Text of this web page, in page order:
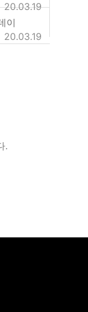
20.03.19
이
20.03.19
.